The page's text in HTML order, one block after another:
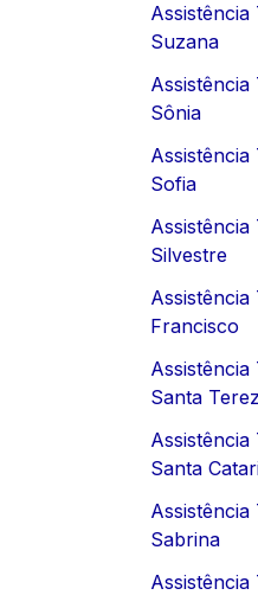
Assistência
Suzana
Assistência
Sônia
Assistência
Sofia
Assistência
Silvestre
Assistência
Francisco
Assistência
Santa
Assistência
Santa
Assistência
Sabrina
Assistência